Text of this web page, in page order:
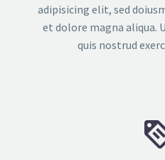
adipisicing elit, sed
et dolore magna aliqua.
quis nostrud